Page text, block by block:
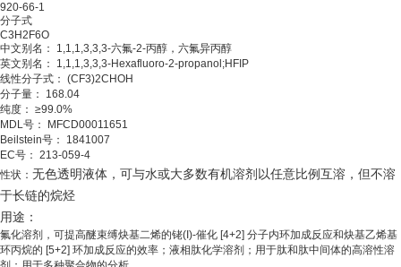
920-66-1
分子式
C3H2F6O
中文别名： 1,1,1,3,3,3-六氟-2-丙醇，六氟异丙醇
英文别名： 1,1,1,3,3,3-Hexafluoro-2-propanol;HFIP
线性分子式： (CF3)2CHOH
分子量： 168.04
纯度： ≥99.0%
MDL号： MFCD00011651
Beilstein号： 1841007
EC号： 213-059-4
性状： 无色透明液体，可与水或大多数有机溶剂以任意比例互溶，但不溶
于长链的烷烃
用途：
氟化溶剂，可提高醚束缚炔基二烯的铑(I)-催化 [4+2] 分子内环加成反应和炔基乙烯基
环丙烷的 [5+2] 环加成反应的效率；液相肽化学溶剂；用于肽和肽中间体的高溶性溶